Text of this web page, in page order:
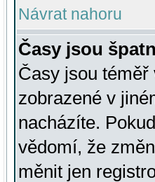
Návrat nahoru
Časy jsou
Časy jsou
zobrazené v
nacházíte.
vědomí, že
měnit jen